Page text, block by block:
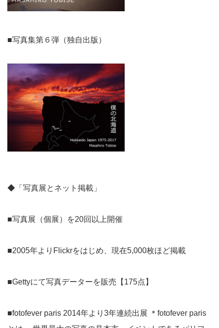
■写真集第６弾（独自出版）
◆「写真展とネット掲載」
■写真展（個展）を20回以上開催
■2005年よりFlickrをはじめ、現在5,000枚ほど掲載
■Gettyにて写真データーを販売【175点】
■fotofever paris 2014年より3年連続出展 ＊fotofever paris